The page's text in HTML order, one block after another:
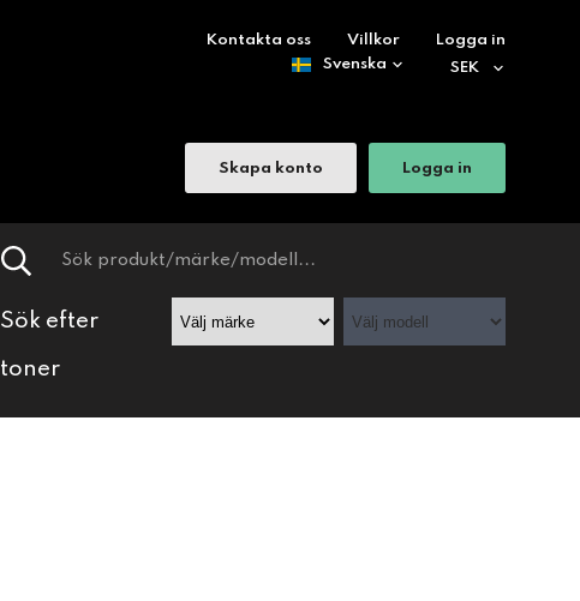
Kontakta oss Villkor Logga in
Skapa konto Logga in
Sök efter
toner